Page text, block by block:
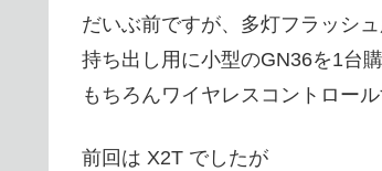
だいぶ前ですが、多灯フラッシ
持ち出し用に小型のGN36を1台購
もちろんワイヤレスコントロー
前回は X2T でしたが